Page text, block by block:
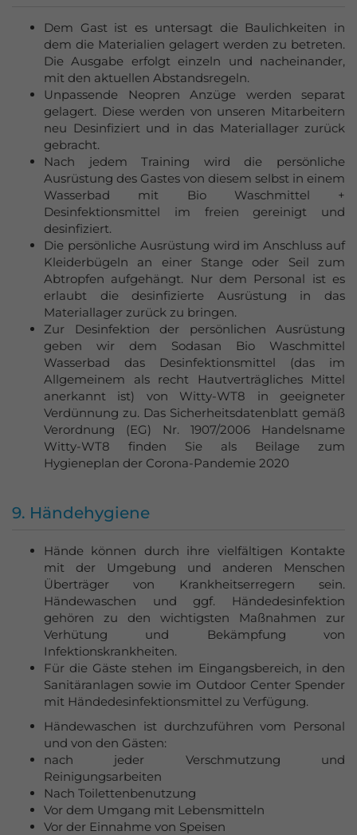
Dem Gast ist es untersagt die Baulichkeiten in
dem die Materialien gelagert werden zu betreten.
Die Ausgabe erfolgt einzeln und nacheinander,
mit den aktuellen Abstandsregeln.
Unpassende Neopren Anzüge werden separat
gelagert. Diese werden von unseren Mitarbeitern
neu Desinfiziert und in das Materiallager zurück
gebracht.
Nach jedem Training wird die persönliche
Ausrüstung des Gastes von diesem selbst in einem
Wasserbad mit Bio Waschmittel +
Desinfektionsmittel im freien gereinigt und
desinfiziert.
Die persönliche Ausrüstung wird im Anschluss auf
Kleiderbügeln an einer Stange oder Seil zum
Abtropfen aufgehängt. Nur dem Personal ist es
erlaubt die desinfizierte Ausrüstung in das
Materiallager zurück zu bringen.
Zur Desinfektion der persönlichen Ausrüstung
geben wir dem Sodasan Bio Waschmittel
Wasserbad das Desinfektionsmittel (das im
Allgemeinem als recht Hautverträgliches Mittel
anerkannt ist) von Witty-WT8 in geeigneter
Verdünnung zu. Das Sicherheitsdatenblatt gemäß
Verordnung (EG) Nr. 1907/2006 Handelsname
Witty-WT8 finden Sie als Beilage zum
Hygieneplan der Corona-Pandemie 2020
9. Händehygiene
Hände können durch ihre vielfältigen Kontakte
mit der Umgebung und anderen Menschen
Überträger von Krankheitserregern sein.
Händewaschen und ggf. Händedesinfektion
gehören zu den wichtigsten Maßnahmen zur
Verhütung und Bekämpfung von
Infektionskrankheiten.
Für die Gäste stehen im Eingangsbereich, in den
Sanitäranlagen sowie im Outdoor Center Spender
mit Händedesinfektionsmittel zu Verfügung.
Händewaschen ist durchzuführen vom Personal
und von den Gästen:
nach jeder Verschmutzung und
Reinigungsarbeiten
Nach Toilettenbenutzung
Vor dem Umgang mit Lebensmitteln
Vor der Einnahme von Speisen